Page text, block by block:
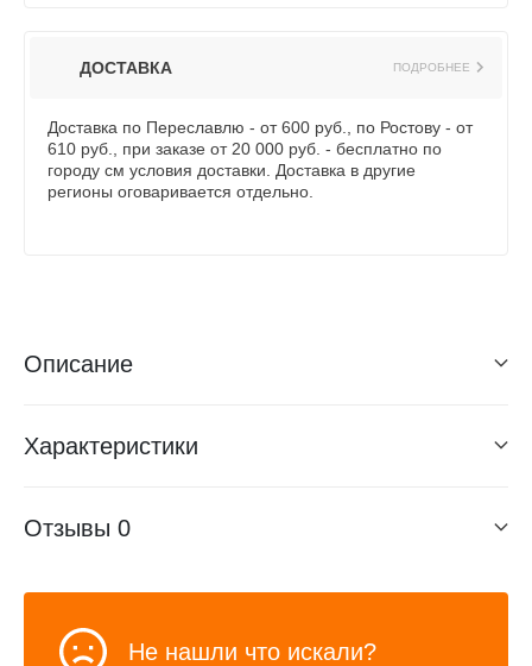
ДОСТАВКА ПОДРОБНЕЕ
Доставка по Переславлю - от 600 руб., по Ростову - от
610 руб., при заказе от 20 000 руб. - бесплатно по
городу см условия доставки. Доставка в другие
регионы оговаривается отдельно.
Описание
Характеристики
Отзывы 0
Не нашли что искали?